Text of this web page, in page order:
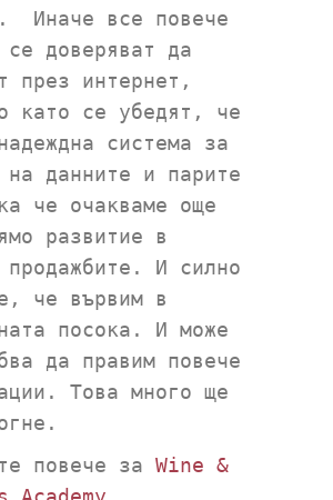
Иначе все повече
се доверяват да
през интернет,
като се убедят, че
система за
на данните и парите
че очакваме още
развитие в
продажбите. И силно
че вървим в
посока. И може
да правим повече
Това много ще
повече за Wine &